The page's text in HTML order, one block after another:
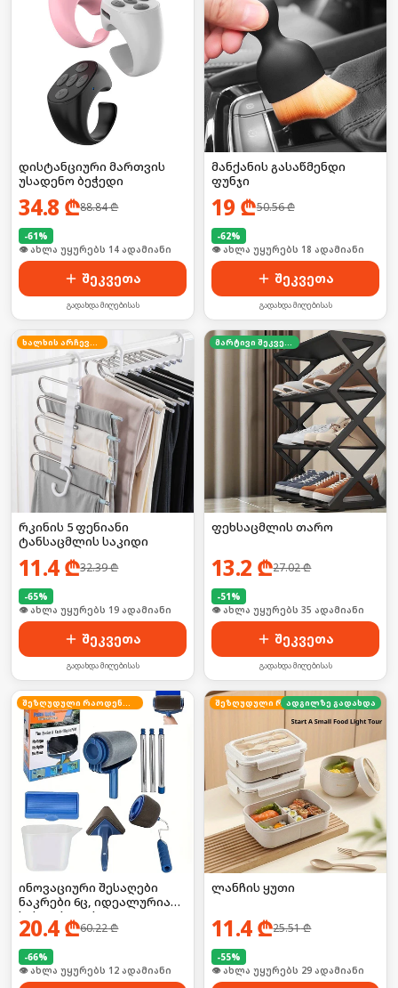
დისტანციური მართვის
უსადენო ბეჭედი
34.8 ₾88.84₾
-61%
🛒 ბოლო 24სთ-ში იყიდა 18-მა
შეკვეთა
გადახდა მიღებისას
მანქანის გასაწმენდი
ფუნჯი
19 ₾50.56₾
-62%
🛒 ბოლო 24სთ-ში იყიდა 24-მა
შეკვეთა
გადახდა მიღებისას
ხალხის არჩევანი
რკინის 5 ფენიანი
ტანსაცმლის საკიდი
11.4₾32.39₾
-65%
🛒 ბოლო 24სთ-ში იყიდა 30-მა
შეკვეთა
გადახდა მიღებისას
მარტივი შეკვეთა
ფეხსაცმლის თარო
13.2 ₾27.02₾
-51%
🛒 ბოლო 24სთ-ში იყიდა 52-მა
შეკვეთა
გადახდა მიღებისას
შეზღუდული რაოდენობა
ინოვაციური შესაღები
ნაკრები 6ც, იდეალურია
სახლისთვის
20.4₾60.22₾
-66%
🛒 ბოლო 24სთ-ში იყიდა 15-მა
შეზღუდული რაოდენობა
ადგილზე გადახდა
ლანჩის ყუთი
11.4₾25.51₾
-55%
🛒 ბოლო 24სთ-ში იყიდა 38-მა